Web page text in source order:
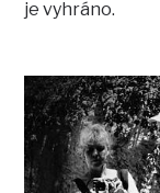
je vyhráno.